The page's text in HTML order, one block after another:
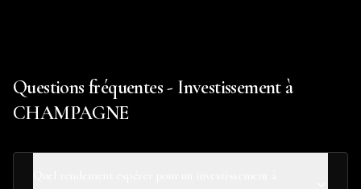
Questions fréquentes - Investissement à
CHAMPAGNE